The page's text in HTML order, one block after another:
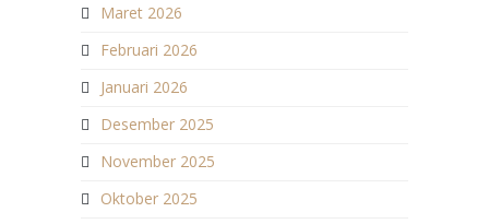
Maret 2026
Februari 2026
Januari 2026
Desember 2025
November 2025
Oktober 2025